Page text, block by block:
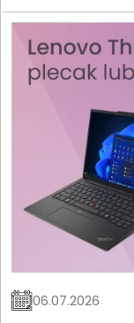
pracy.
06.07.2026